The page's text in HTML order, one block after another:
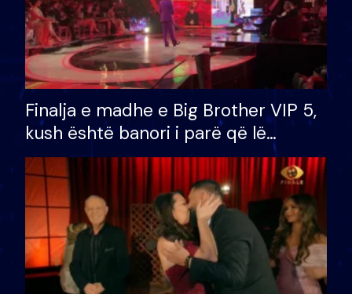
Finalja e madhe e Big Brother VIP 5,
kush është banori i parë që lë
shtëpinë dhe humb mundësinë për
të fituar çmimin e madh